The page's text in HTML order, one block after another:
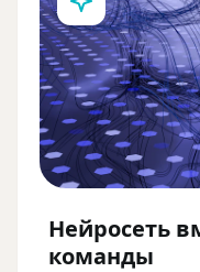
Нейросеть
команды